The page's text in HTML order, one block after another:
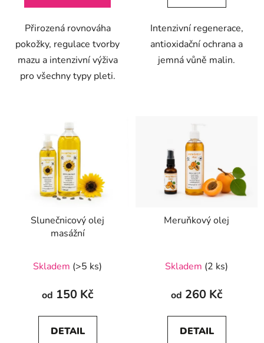
Přirozená rovnováha
pokožky, regulace tvorby
mazu a intenzivní výživa
pro všechny typy pleti.
Intenzivní regenerace,
antioxidační ochrana a
jemná vůně malin.
Slunečnicový olej
masážní
hodnocení
produktu
5,0
z
Skladem (>5 ks)
od 150 Kč
DETAIL
Meruňkový olej
hodnocení
produktu
5,0
z
Skladem (2 ks)
od 260 Kč
DETAIL